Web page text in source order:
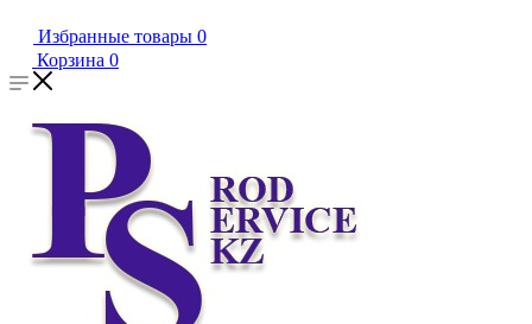
Избранные товары 0
Корзина 0